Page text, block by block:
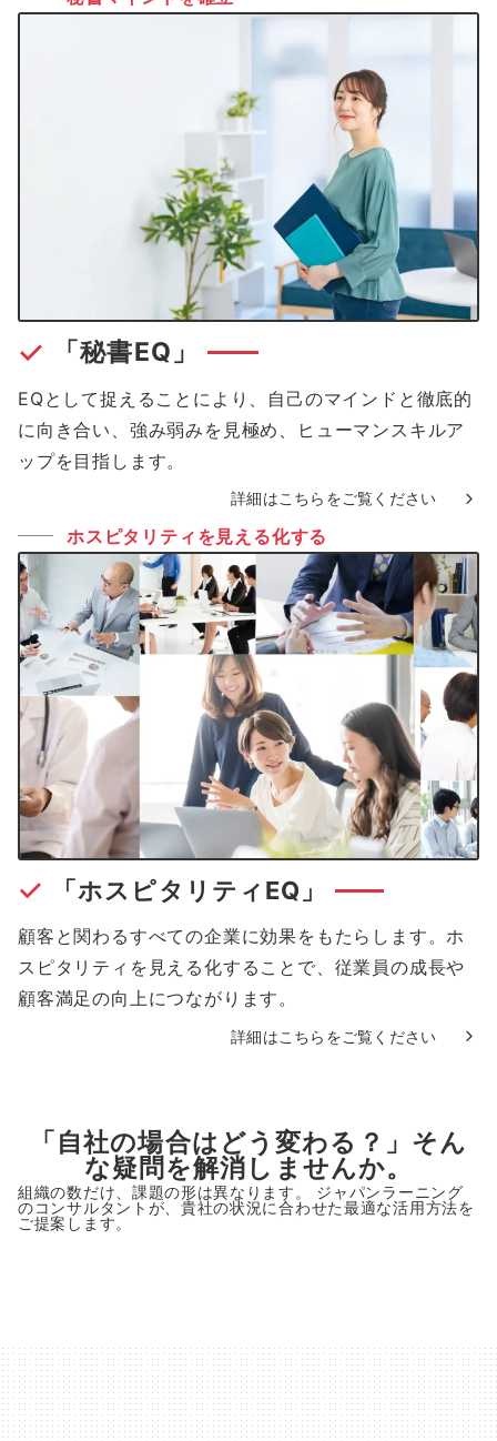
「秘書EQ」
EQとして捉えることにより、自己のマインドと徹底的
に向き合い、強み弱みを見極め、ヒューマンスキルア
ップを目指します。
詳細はこちらをご覧ください
ホスピタリティを見える化する
「ホスピタリティEQ」
顧客と関わるすべての企業に効果をもたらします。ホ
スピタリティを見える化することで、従業員の成長や
顧客満足の向上につながります。
詳細はこちらをご覧ください
「自社の場合はどう変わる？」そん
な疑問を解消しませんか。
組織の数だけ、課題の形は異なります。 ジャパンラーニング
のコンサルタントが、貴社の状況に合わせた最適な活用方法を
ご提案します。